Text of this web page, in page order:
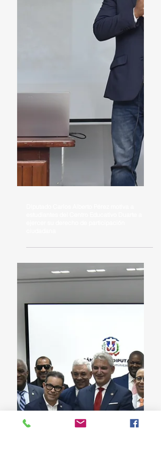
estudiantes del Centro Educativo Duarte a
ejercer su derecho de participación
ciudadana